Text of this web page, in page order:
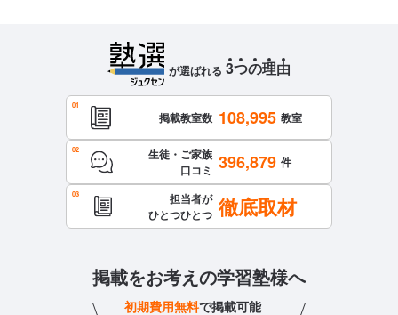
アクセス・周りの環境
駅から近く、とても通いやすいです。人通りも多いので遅く
まで居残りしても安心です。
が選ばれる 3つの理由
掲載教室数 108,995 教室
生徒・ご家族
口コミ 396,879 件
担当者が
ひとつひとつ 徹底取材
掲載をお考えの学習塾様へ
初期費用無料で掲載可能